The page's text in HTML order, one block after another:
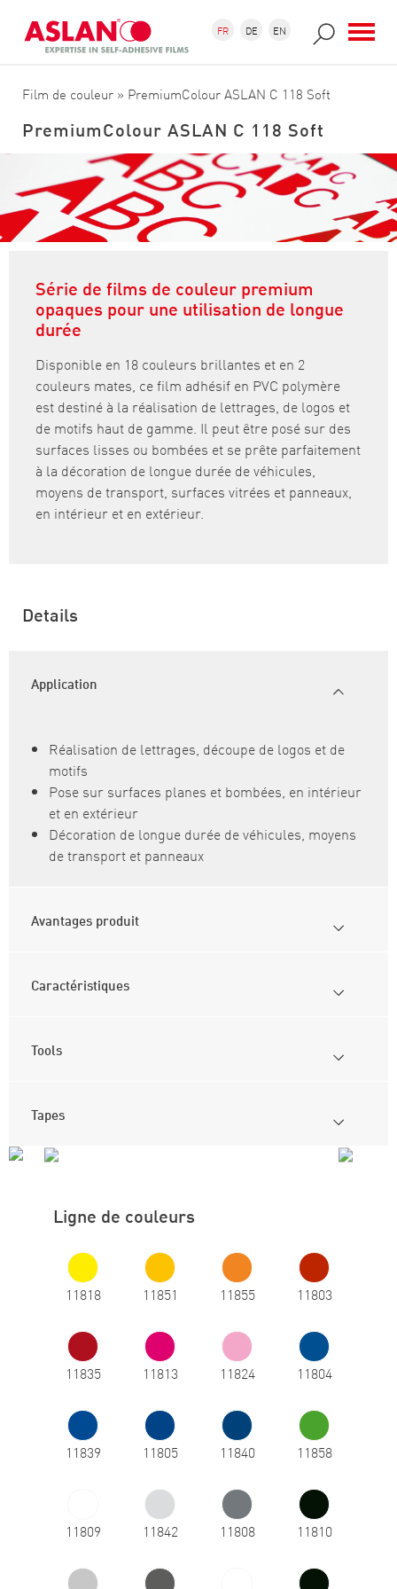
Formulaire de recherche
Recherche FR DE EN
Film de couleur » PremiumColour ASLAN C 118 Soft
PremiumColour ASLAN C 118 Soft
Série de films de couleur premium
opaques pour une utilisation de longue
durée
Disponible en 18 couleurs brillantes et en 2
couleurs mates, ce film adhésif en PVC polymère
est destiné à la réalisation de lettrages, de logos et
de motifs haut de gamme. Il peut être posé sur des
surfaces lisses ou bombées et se prête parfaitement
à la décoration de longue durée de véhicules,
moyens de transport, surfaces vitrées et panneaux,
en intérieur et en extérieur.
Details
Application
Réalisation de lettrages, découpe de logos et de
motifs
Pose sur surfaces planes et bombées, en intérieur
et en extérieur
Décoration de longue durée de véhicules, moyens
de transport et panneaux
Avantages produit
Caractéristiques
Tools
Tapes
Ligne de couleurs
11818 11851 11855 11803
11835 11813 11824 11804
11839 11805 11840 11858
11809 11842 11808 11810